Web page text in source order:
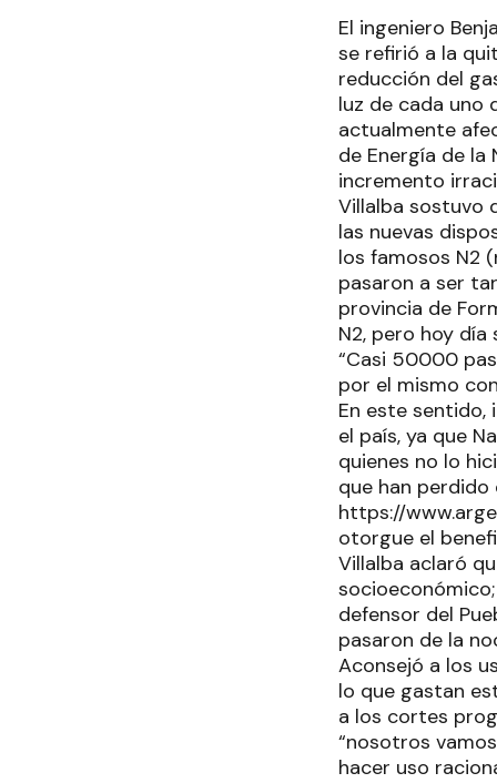
El ingeniero
se refirió a la
reducción del
luz de cada uno
actualmente
de Energía de
incremento
Villalba sostuvo
las nuevas
los famosos N2
pasaron a ser
provincia de
N2, pero hoy
“Casi 50000
por el mismo
En este sentido,
el país, ya que
quienes no lo
que han
https://
otorgue el
Villalba aclaró
defensor del
pasaron de la
Aconsejó a los
lo que gastan
a los cortes
“nosotros
hacer uso